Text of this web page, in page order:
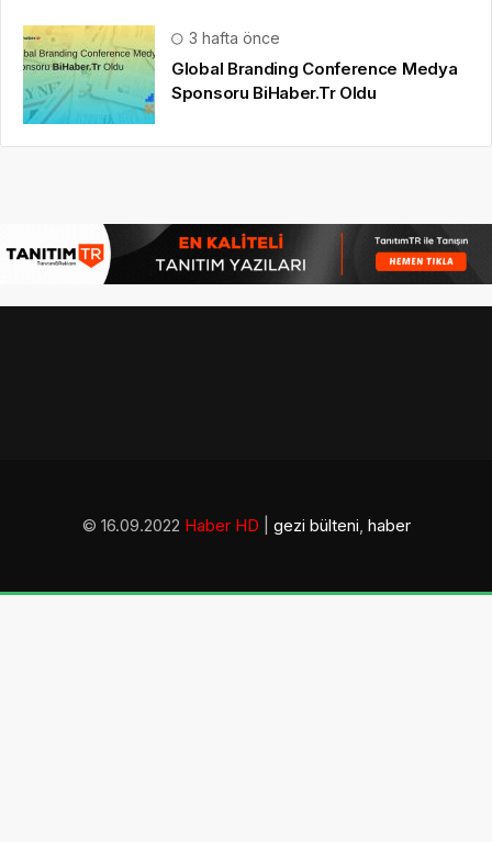
3 hafta önce
Global Branding Conference Medya
Sponsoru BiHaber.Tr Oldu
© 16.09.2022 Haber HD gezi bülteni, haber